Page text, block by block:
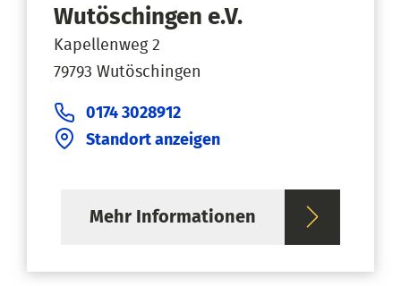
Wutöschingen e.V.
Kapellenweg 2
79793 Wutöschingen
0174 3028912
Standort anzeigen
Mehr Informationen